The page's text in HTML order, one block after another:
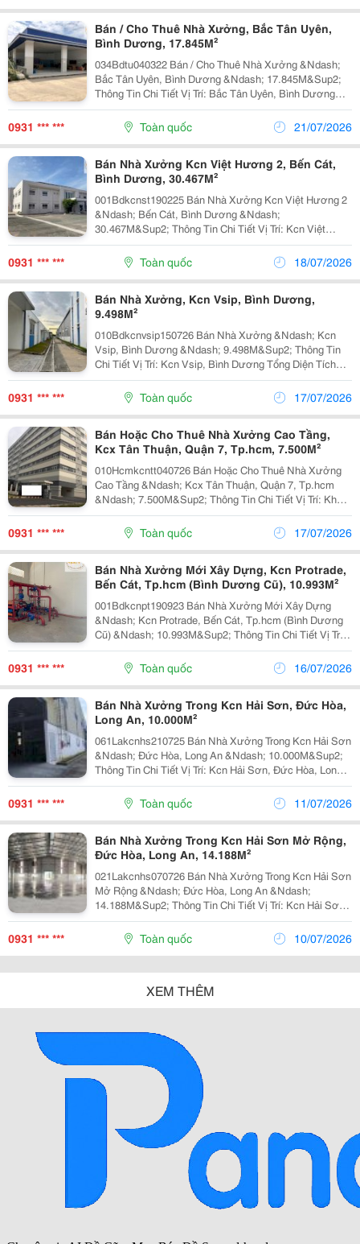
Bán / Cho Thuê Nhà Xưởng, Bắc Tân Uyên,
Bình Dương, 17.845M²
034Bdtu040322 Bán / Cho Thuê Nhà Xưởng &Ndash;
Bắc Tân Uyên, Bình Dương &Ndash; 17.845M&Sup2;
Thông Tin Chi Tiết Vị Trí: Bắc Tân Uyên, Bình Dương
Tổng Diện Tích Khuôn Viên: 17.845M&Sup2; Diện Tích
Đất Skc: 15.241M&Sup2; Diện Tích Sử Dụng Tổng...
0931 *** *** Toàn quốc 21/07/2026
Bán Nhà Xưởng Kcn Việt Hương 2, Bến Cát,
Bình Dương, 30.467M²
001Bdkcnst190225 Bán Nhà Xưởng Kcn Việt Hương 2
&Ndash; Bến Cát, Bình Dương &Ndash;
30.467M&Sup2; Thông Tin Chi Tiết Vị Trí: Kcn Việt
Hương 2, Bến Cát, Bình Dương Tổng Diện Tích Khuôn
Viên: Khoảng 30.467M&Sup2; Diện Tích Sử Dụng Tổng
Diện Tích...
0931 *** *** Toàn quốc 18/07/2026
Bán Nhà Xưởng, Kcn Vsip, Bình Dương,
9.498M²
010Bdkcnvsip150726 Bán Nhà Xưởng &Ndash; Kcn
Vsip, Bình Dương &Ndash; 9.498M&Sup2; Thông Tin
Chi Tiết Vị Trí: Kcn Vsip, Bình Dương Tổng Diện Tích
Khuôn Viên: 9.498M&Sup2; Diện Tích Sử Dụng Tổng
Diện Tích Xây Dựng: Khoảng 6.000M&Sup2; ...
0931 *** *** Toàn quốc 17/07/2026
Bán Hoặc Cho Thuê Nhà Xưởng Cao Tầng,
Kcx Tân Thuận, Quận 7, Tp.hcm, 7.500M²
010Hcmkcntt040726 Bán Hoặc Cho Thuê Nhà Xưởng
Cao Tầng &Ndash; Kcx Tân Thuận, Quận 7, Tp.hcm
&Ndash; 7.500M&Sup2; Thông Tin Chi Tiết Vị Trí: Khu
Chế Xuất Tân Thuận, Quận 7, Tp.hcm Tổng Diện Tích
Khuôn Viên: 3.800M&Sup2; Diện Tích Sử Dụng Tổng...
0931 *** *** Toàn quốc 17/07/2026
Bán Nhà Xưởng Mới Xây Dựng, Kcn Protrade,
Bến Cát, Tp.hcm (Bình Dương Cũ), 10.993M²
001Bdkcnpt190923 Bán Nhà Xưởng Mới Xây Dựng
&Ndash; Kcn Protrade, Bến Cát, Tp.hcm (Bình Dương
Cũ) &Ndash; 10.993M&Sup2; Thông Tin Chi Tiết Vị Trí:
Kcn Protrade, Bến Cát, Tp.hcm (Bình Dương Cũ) Tổng
Diện Tích Khuôn Viên: 10.993M&Sup2; Diện Tích...
0931 *** *** Toàn quốc 16/07/2026
Bán Nhà Xưởng Trong Kcn Hải Sơn, Đức Hòa,
Long An, 10.000M²
061Lakcnhs210725 Bán Nhà Xưởng Trong Kcn Hải Sơn
&Ndash; Đức Hòa, Long An &Ndash; 10.000M&Sup2;
Thông Tin Chi Tiết Vị Trí: Kcn Hải Sơn, Đức Hòa, Long
An Tổng Diện Tích Khuôn Viên: 10.000M&Sup2; Diện
Tích Sử Dụng Tổng Diện Tích Xây Dựng:...
0931 *** *** Toàn quốc 11/07/2026
Bán Nhà Xưởng Trong Kcn Hải Sơn Mở Rộng,
Đức Hòa, Long An, 14.188M²
021Lakcnhs070726 Bán Nhà Xưởng Trong Kcn Hải Sơn
Mở Rộng &Ndash; Đức Hòa, Long An &Ndash;
14.188M&Sup2; Thông Tin Chi Tiết Vị Trí: Kcn Hải Sơn
Mở Rộng, Đức Hòa, Long An Tổng Diện Tích Khuôn
Viên: 14.188M&Sup2; Diện Tích Sử Dụng Tổng Diện
0931 *** *** Toàn quốc 10/07/2026
XEM THÊM